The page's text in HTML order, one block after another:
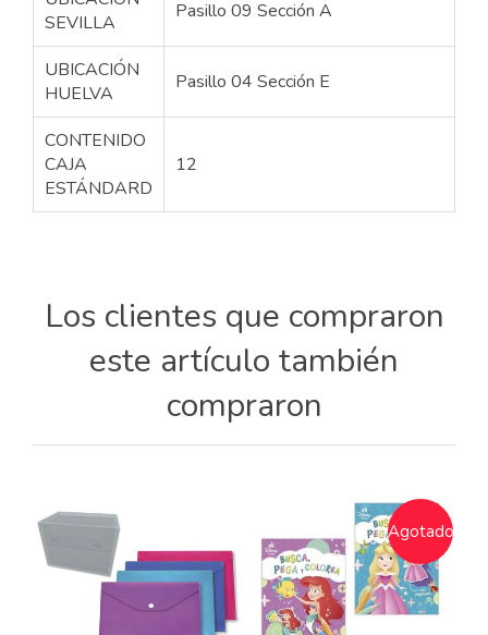
SEVILLA
Pasillo 09 Sección A
UBICACIÓN
HUELVA
Pasillo 04 Sección E
CONTENIDO
CAJA
ESTÁNDARD
12
Los clientes que compraron
este artículo también
compraron
Agotado